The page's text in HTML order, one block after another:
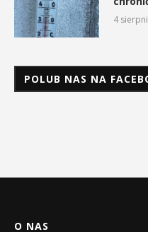
4
POLUB NAS NA
O NAS